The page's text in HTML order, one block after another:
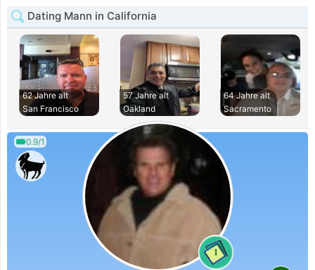
Dating Mann in California
62 Jahre alt
San Francisco
57 Jahre alt
Oakland
64 Jahre alt
Sacramento
0.9/1
1